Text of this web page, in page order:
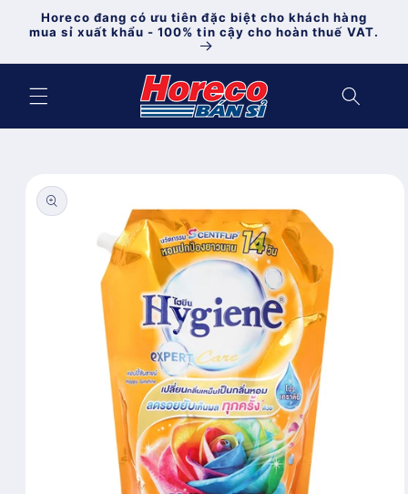
đến nội
dung
Horeco đang có ưu tiên đặc biệt cho khách hàng
mua sỉ xuất khẩu - 100% tin cậy cho hoàn thuế VAT.
thông
tin sản